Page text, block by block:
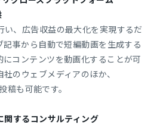
い、広告収益の最大化を実現するだ
記事から自動で短編動画を生成する
コンテンツを動画化することが可
のウェブメディアのほか、
稿も可能です。
関するコンサルティング